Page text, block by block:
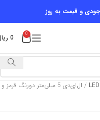
و قیمت به روز
0
0
/
ال‌ای‌دی 5 میلی‌متر دورنگ قرمز و